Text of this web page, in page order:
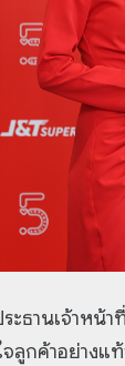
ะธานเจ้าหน้
จลูกค้าอย่าง